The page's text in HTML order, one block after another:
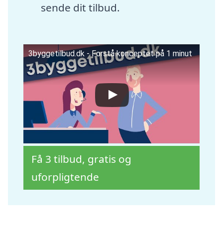
sende dit tilbud.
3byggetilbud.dk - Forstå konceptet på 1 minut
Få 3 tilbud, gratis og
uforpligtende